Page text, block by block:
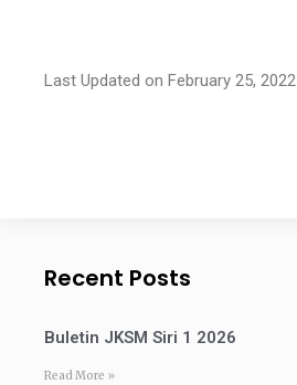
Last Updated on February 25, 2022
Recent Posts
Buletin JKSM Siri 1 2026
Read More »